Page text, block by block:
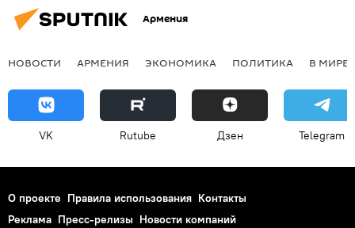
Армения
НОВОСТИ АРМЕНИЯ ЭКОНОМИКА ПОЛИТИКА В МИРЕ
VK Rutube Дзен Telegram
О проекте Правила использования Контакты
Реклама Пресс-релизы Новости компаний